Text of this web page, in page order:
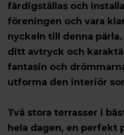
färdigställas och
föreningen och vara
nyckeln till denna
ditt avtryck och
fantasin och
utforma den interiör
Två stora terrasser i
hela dagen, en perfekt